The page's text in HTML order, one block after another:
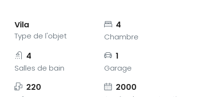
Vila
Type de l'objet
4
Chambre
4
Salles de bain
1
Garage
220 2000